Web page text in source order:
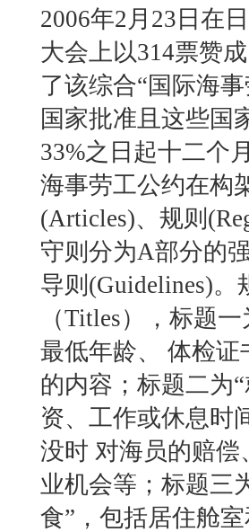
2006年2月23日在
大会上以314票赞
了该综合“国际海
国家批准且这些国
33%之日起十二个
海事劳工公约在构
(Articles)、规则
守则分为A部分的
导则(Guidelines)
（Titles），标题
最低年龄、 体检证
的内容；标题二为
资、工作或休息时
没时 对海员的赔
业机会等；标题三
食”，包括居住舱